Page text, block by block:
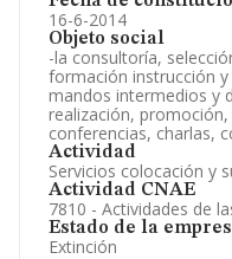
16-6-2014
Objeto social
-la consultoría,
formación instrucción
mandos intermedios y
realización,
conferencias, charlas,
Actividad
Servicios colocación y
Actividad CNAE
7810 - Actividades de
Estado de la
Extinción